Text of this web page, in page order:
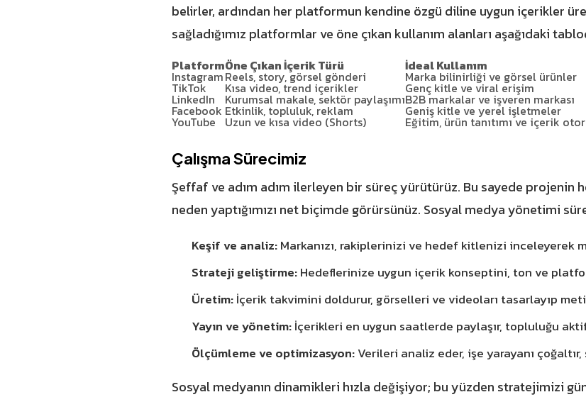
belirler, ardından her platformun kendine özgü diline uygun içerikler
sağladığımız platformlar ve öne çıkan kullanım alanları aşağıdaki
PlatformÖne Çıkan İçerik Türü İdeal Kullanım
InstagramReels, story, görsel gönderi Marka bilinirliği ve görsel ürünler
TikTok Kısa video, trend içerikler Genç kitle ve viral erişim
LinkedIn Kurumsal makale, sektör paylaşımıB2B markalar ve işveren markası
Facebook Etkinlik, topluluk, reklam Geniş kitle ve yerel işletmeler
YouTube Uzun ve kısa video (Shorts) Eğitim, ürün tanıtımı ve içerik
Çalışma Sürecimiz
Şeffaf ve adım adım ilerleyen bir süreç yürütürüz. Bu sayede projenin
neden yaptığımızı net biçimde görürsünüz. Sosyal medya yönetimi
Keşif ve analiz:Markanızı, rakiplerinizi ve hedef kitlenizi inceleyerek
Strateji geliştirme:Hedeflerinize uygun içerik konseptini, ton ve
Üretim:İçerik takvimini doldurur, görselleri ve videoları tasarlayıp
Yayın ve yönetim:İçerikleri en uygun saatlerde paylaşır, topluluğu
Ölçümleme ve optimizasyon:Verileri analiz eder, işe yarayanı
Sosyal medyanın dinamikleri hızla değişiyor; bu yüzden stratejimizi